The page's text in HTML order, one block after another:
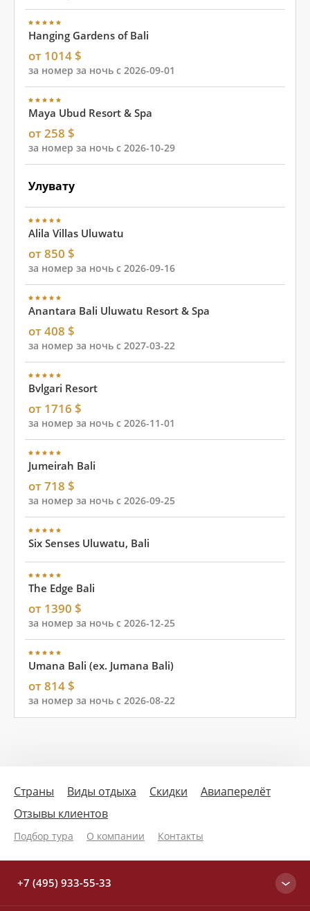
Hanging Gardens of Bali
от 1014 $
за номер за ночь с 2026-09-01
Maya Ubud Resort & Spa
от 258 $
за номер за ночь с 2026-10-29
Улувату
Alila Villas Uluwatu
от 850 $
за номер за ночь с 2026-09-16
Anantara Bali Uluwatu Resort & Spa
от 408 $
за номер за ночь с 2027-03-22
Bvlgari Resort
от 1716 $
за номер за ночь с 2026-11-01
Jumeirah Bali
от 718 $
за номер за ночь с 2026-09-25
Six Senses Uluwatu, Bali
The Edge Bali
от 1390 $
за номер за ночь с 2026-12-25
Umana Bali (ex. Jumana Bali)
от 814 $
за номер за ночь с 2026-08-22
Страны Виды отдыха Скидки
Авиаперелёт
Отзывы клиентов
Подбор тура О компании Контакты
+7 (495) 933-55-33